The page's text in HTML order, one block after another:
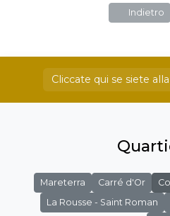
Indietro
Cliccate qui se siete
Mareterra Carré d'Or
La Rousse - Saint Roman